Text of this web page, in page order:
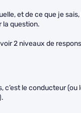
et de ce que je
la question.
2 niveaux de
c’est le conducteur